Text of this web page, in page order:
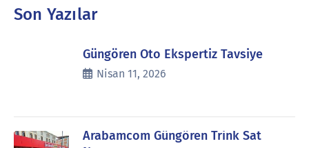
Son Yazılar
Güngören Oto Ekspertiz Tavsiye
Nisan 11, 2026
Arabamcom Güngören Trink Sat